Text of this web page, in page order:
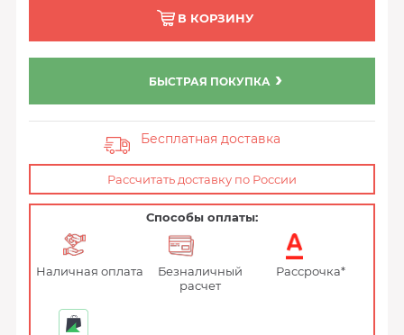
В КОРЗИНУ
БЫСТРАЯ ПОКУПКА
Бесплатная доставка
Рассчитать доставку по России
Способы оплаты:
Наличная оплата
Безналичный
расчет
Рассрочка*